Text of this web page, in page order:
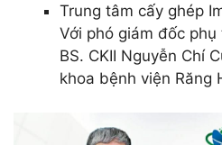
Trung tâm cấy ghép
Với phó giám đốc
BS. CKII Nguyễn Chí
khoa bệnh viện Răng